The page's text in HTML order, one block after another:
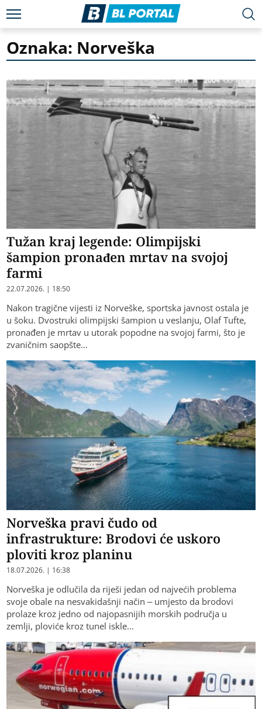
Oznaka: Norveška
Tužan kraj legende: Olimpijski
šampion pronađen mrtav na svojoj
farmi
22.07.2026. | 18:50
Nakon tragične vijesti iz Norveške, sportska javnost ostala je
u šoku. Dvostruki olimpijski šampion u veslanju, Olaf Tufte,
pronađen je mrtav u utorak popodne na svojoj farmi, što je
zvaničnim saopšte…
Norveška pravi čudo od
infrastrukture: Brodovi će uskoro
ploviti kroz planinu
18.07.2026. | 16:38
Norveška je odlučila da riješi jedan od najvećih problema
svoje obale na nesvakidašnji način – umjesto da brodovi
prolaze kroz jedno od najopasnijih morskih područja u
zemlji, ploviće kroz tunel iskle…